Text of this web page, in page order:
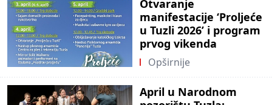
Otvaranje
manifestacije ‘Proljeće
u Tuzli 2026’ i program
prvog vikenda
Opširnije
April u Narodnom